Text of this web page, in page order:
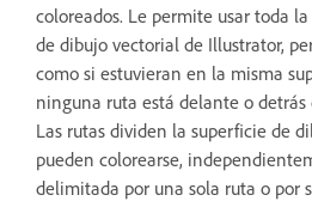
coloreados. Le permite usar toda
de dibujo vectorial de Illustrator,
como si estuvieran en la misma
ninguna ruta está delante o
Las rutas dividen la superficie de
pueden colorearse,
delimitada por una sola ruta o por